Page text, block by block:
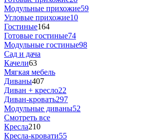
Модульные прихожие59
Угловые прихожие10
Гостиные164
Готовые гостиные74
Модульные гостиные98
Сад и дача
Качели63
Мягкая мебель
Диваны407
Диван + кресло22
Диван-кровать297
Модульные диваны52
Смотреть все
Кресла210
Кресла-кровати55